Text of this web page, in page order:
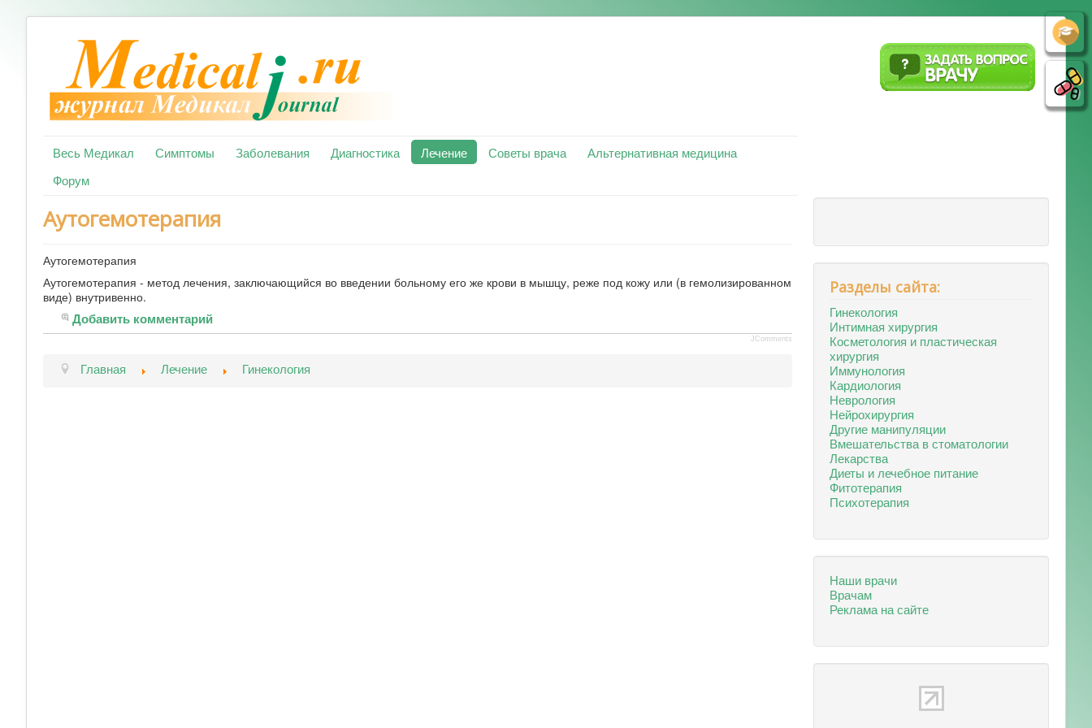
Весь Медикал Симптомы Заболевания Диагностика Лечение Советы врача
Альтернативная медицина
Форум
Аутогемотерапия
Аутогемотерапия
Аутогемотерапия - метод лечения, заключающийся во введении больному его же крови в мышцу, реже под кожу или (в гемолизированном
виде) внутривенно.
Добавить комментарий
JComments
Главная Лечение Гинекология
Разделы сайта:
Гинекология
Интимная хирургия
Косметология и пластическая
хирургия
Иммунология
Кардиология
Неврология
Нейрохирургия
Другие манипуляции
Вмешательства в стоматологии
Лекарства
Диеты и лечебное питание
Фитотерапия
Психотерапия
Наши врачи
Врачам
Реклама на сайте